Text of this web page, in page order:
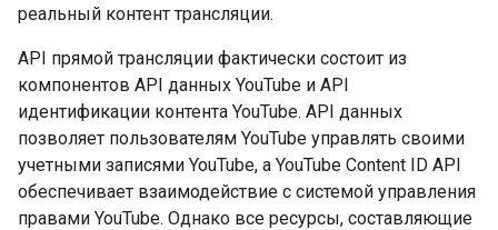
реальный контент трансляции.
API прямой трансляции фактически состоит из
компонентов API данных YouTube и API
идентификации контента YouTube. API данных
позволяет пользователям YouTube управлять своими
учетными записями YouTube, а YouTube Content ID API
обеспечивает взаимодействие с системой управления
правами YouTube. Однако все ресурсы, составляющие